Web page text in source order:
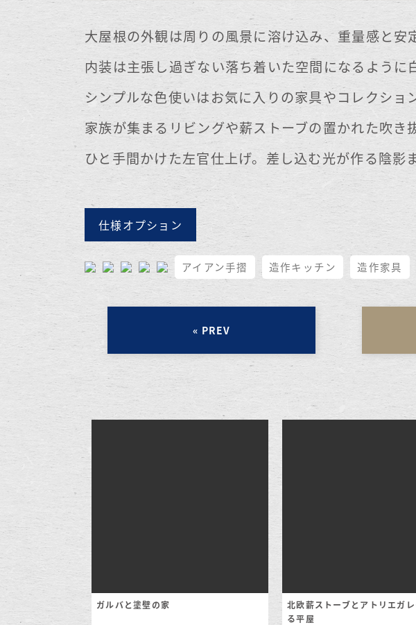
大屋根の外観は周りの風景に溶け込み、重量感と安
内装は主張し過ぎない落ち着いた空間になるように
シンプルな色使いはお気に入りの家具やコレクショ
家族が集まるリビングや薪ストーブの置かれた吹き
ひと手間かけた左官仕上げ。差し込む光が作る陰影
仕様オプション
アイアン手摺 造作キッチン 造作家具
« PREV
ガルバと塗壁の家
北欧薪ストーブとアトリエガ
る平屋